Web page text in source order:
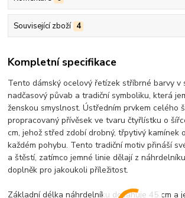
Související zboží 4
Kompletní specifikace
Tento dámský ocelový řetízek stříbrné barvy v
nadčasový půvab a tradiční symboliku, která
ženskou smyslnost. Ústředním prvkem celého
propracovaný přívěsek ve tvaru čtyřlístku o
cm, jehož střed zdobí drobný, třpytivý kamínek
každém pohybu. Tento tradiční motiv přináší
a štěstí, zatímco jemné linie dělají z
doplněk pro jakoukoli příležitost.
Základní délka náhrdelníku dosahuje 45 cm a